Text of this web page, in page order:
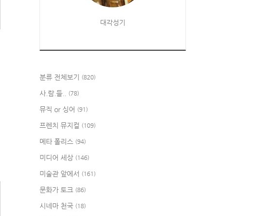
대각성기
분류 전체보기 (820)
사.람.들.. (78)
뮤직 or 싱어 (91)
프렌치 뮤지컬 (109)
메타 폴리스 (94)
미디어 세상 (146)
미술관 앞에서 (161)
문화가 토크 (86)
시네마 천국 (18)